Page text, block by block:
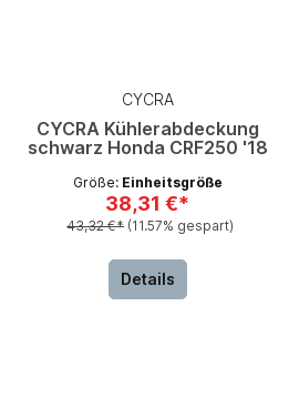
CYCRA
CYCRA Kühlerabdeckung
schwarz Honda CRF250 '18
Größe: Einheitsgröße
38,31 €*
43,32 €* (11.57% gespart)
Details